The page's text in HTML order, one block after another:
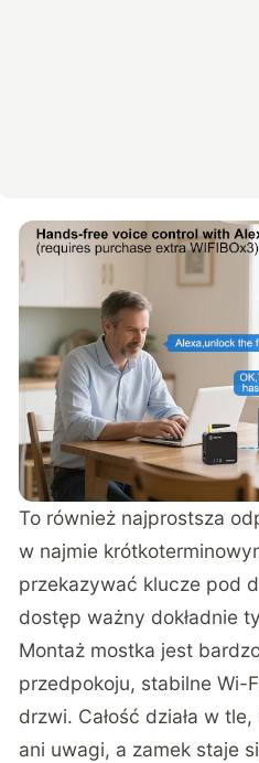
To również najprostsza
w najmie
przekazywać klucze pod
dostęp ważny dokładnie
Montaż mostka jest
przedpokoju, stabilne Wi-
drzwi. Całość działa w
ani uwagi, a zamek staje